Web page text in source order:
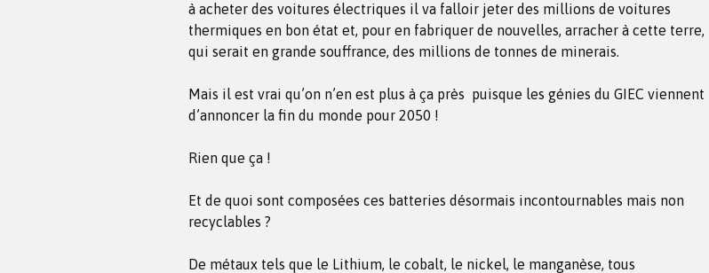
à acheter des voitures électriques il va falloir jeter des millions de voitures
thermiques en bon état et, pour en fabriquer de nouvelles, arracher à cette terre,
qui serait en grande souffrance, des millions de tonnes de minerais.
Mais il est vrai qu’on n’en est plus à ça près puisque les génies du GIEC viennent
d’annoncer la fin du monde pour 2050 !
Rien que ça !
Et de quoi sont composées ces batteries désormais incontournables mais non
recyclables ?
De métaux tels que le Lithium, le cobalt, le nickel, le manganèse, tous